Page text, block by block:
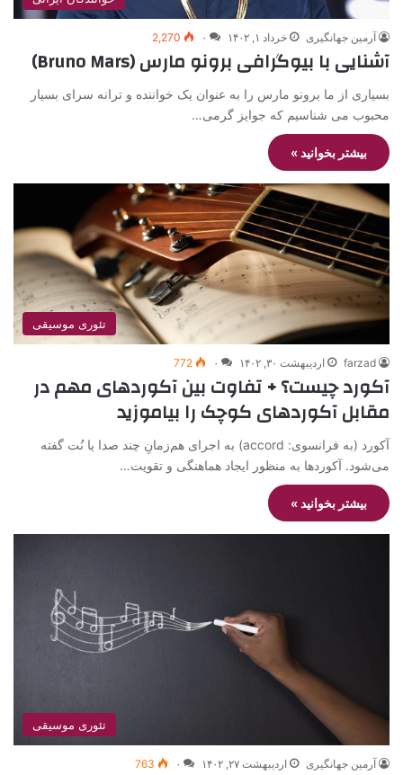
آرمین جهانگیری خرداد ۱, ۱۴۰۲ ۰ 2,270
آشنایی با بیوگرافی برونو مارس (Bruno Mars)
بسیاری از ما برونو مارس را به عنوان یک خواننده و ترانه سرای بسیار
محبوب می شناسیم که جوایز گرمی…
بیشتر بخوانید »
تئوری موسیقی
farzad اردیبهشت ۳۰, ۱۴۰۲ ۰ 772
آکورد چیست؟ + تفاوت بین آکوردهای مهم در
مقابل آکوردهای کوچک را بیاموزید
آکورد (به فرانسوی: accord) به اجرای هم‌زمانِ چند صدا یا نُت گفته
می‌شود. آکوردها به منظور ایجاد هماهنگی و تقویت…
بیشتر بخوانید »
تئوری موسیقی
آرمین جهانگیری اردیبهشت ۲۷, ۱۴۰۲ ۰ 763